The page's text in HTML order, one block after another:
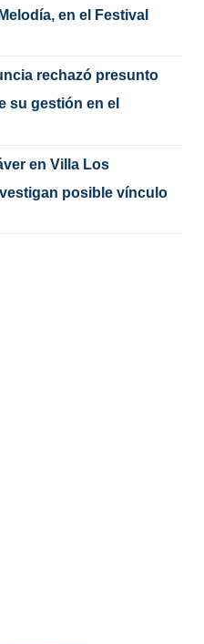
en el Festival
rechazó presunto
su gestión en el
en Villa Los
posible vínculo